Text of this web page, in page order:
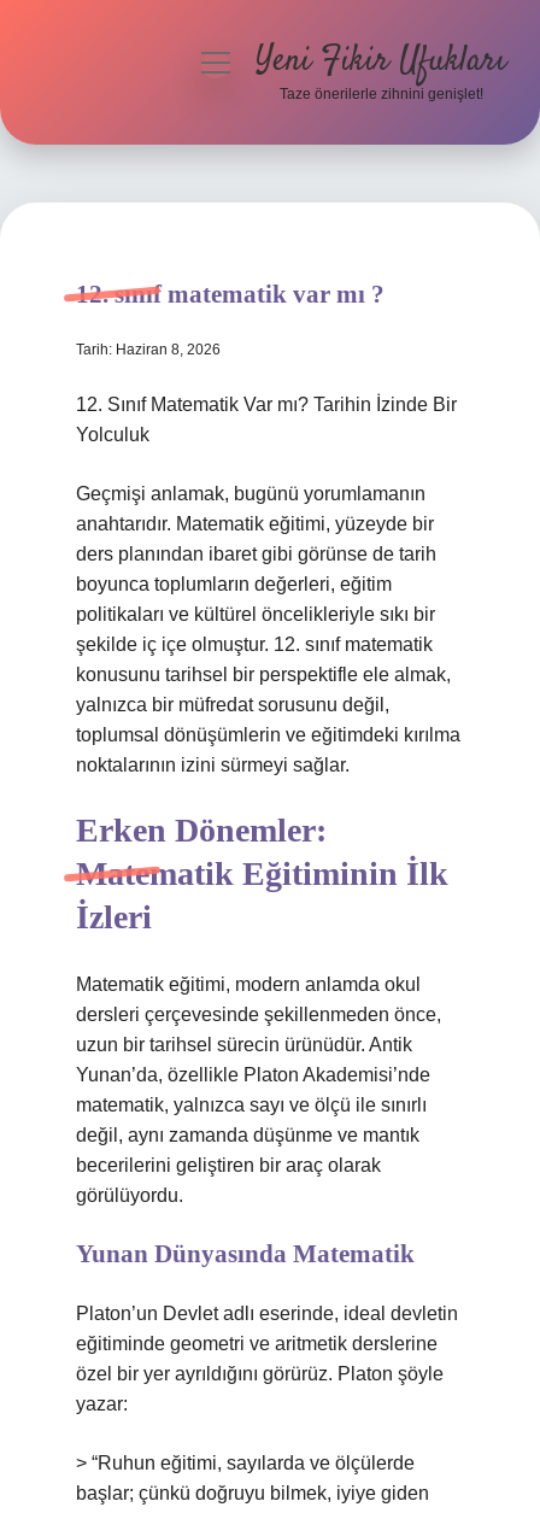
Hakkımızda
menüyüYeni Fikir Ufukları
Taze önerilerle zihnini genişlet!
12. sınıf matematik var mı ?
Tarih: Haziran 8, 2026
12. Sınıf Matematik Var mı? Tarihin İzinde Bir
Yolculuk
Geçmişi anlamak, bugünü yorumlamanın
anahtarıdır. Matematik eğitimi, yüzeyde bir
ders planından ibaret gibi görünse de tarih
boyunca toplumların değerleri, eğitim
politikaları ve kültürel öncelikleriyle sıkı bir
şekilde iç içe olmuştur. 12. sınıf matematik
konusunu tarihsel bir perspektifle ele almak,
yalnızca bir müfredat sorusunu değil,
toplumsal dönüşümlerin ve eğitimdeki kırılma
noktalarının izini sürmeyi sağlar.
Erken Dönemler:
Matematik Eğitiminin İlk
İzleri
Matematik eğitimi, modern anlamda okul
dersleri çerçevesinde şekillenmeden önce,
uzun bir tarihsel sürecin ürünüdür. Antik
Yunan’da, özellikle Platon Akademisi’nde
matematik, yalnızca sayı ve ölçü ile sınırlı
değil, aynı zamanda düşünme ve mantık
becerilerini geliştiren bir araç olarak
görülüyordu.
Yunan Dünyasında Matematik
Platon’un Devlet adlı eserinde, ideal devletin
eğitiminde geometri ve aritmetik derslerine
özel bir yer ayrıldığını görürüz. Platon şöyle
yazar:
> “Ruhun eğitimi, sayılarda ve ölçülerde
başlar; çünkü doğruyu bilmek, iyiye giden